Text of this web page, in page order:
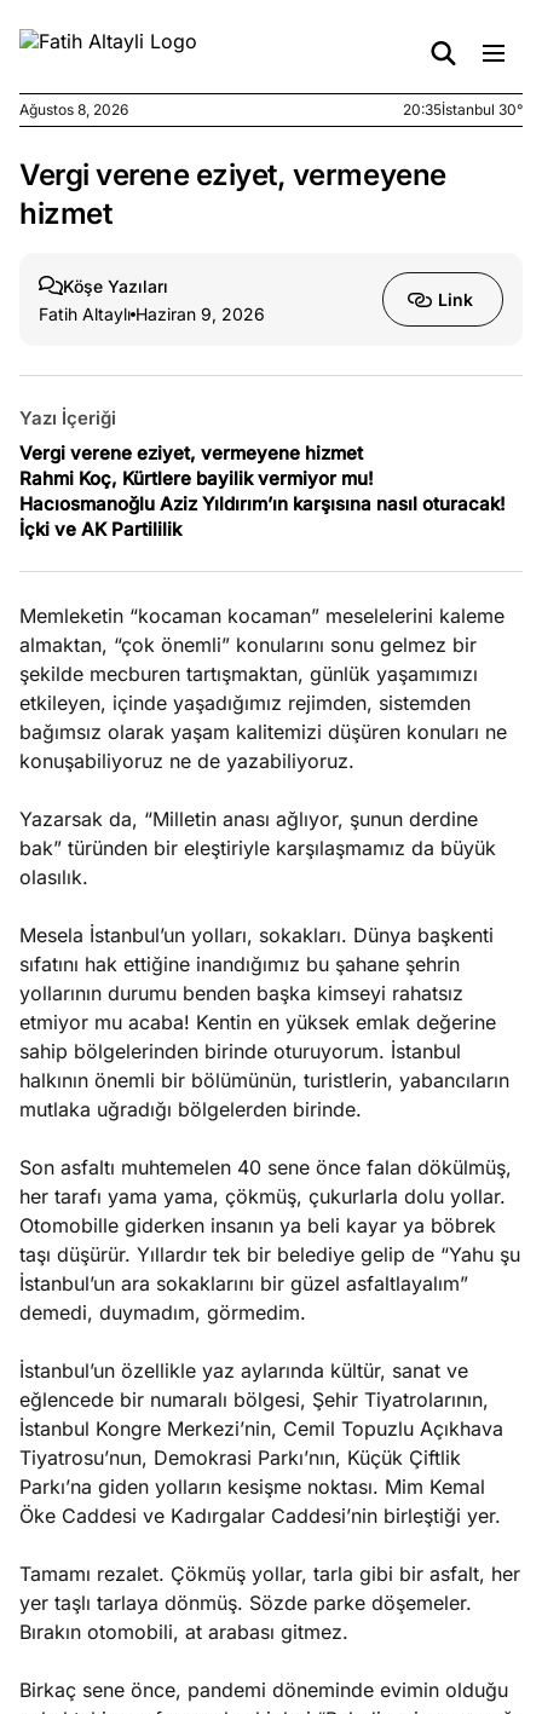
Ağustos
6, 2026
5, 2026
stok
caiz
Ağustos
umutlu
ister
Köşe
Yazıları
Spor
Yazıları
Yazıları
Ağustos 8, 2026 20:35İstanbul 30°
Vergi verene eziyet, vermeyene
hizmet
Köşe Yazıları
Fatih Altaylı Haziran 9, 2026
Link
Yazı İçeriği
Vergi verene eziyet, vermeyene hizmet
Rahmi Koç, Kürtlere bayilik vermiyor mu!
Hacıosmanoğlu Aziz Yıldırım’ın karşısına nasıl oturacak!
İçki ve AK Partililik
Memleketin “kocaman kocaman” meselelerini kaleme
almaktan, “çok önemli” konularını sonu gelmez bir
şekilde mecburen tartışmaktan, günlük yaşamımızı
etkileyen, içinde yaşadığımız rejimden, sistemden
bağımsız olarak yaşam kalitemizi düşüren konuları ne
konuşabiliyoruz ne de yazabiliyoruz.
Yazarsak da, “Milletin anası ağlıyor, şunun derdine
bak” türünden bir eleştiriyle karşılaşmamız da büyük
olasılık.
Mesela İstanbul’un yolları, sokakları. Dünya başkenti
sıfatını hak ettiğine inandığımız bu şahane şehrin
yollarının durumu benden başka kimseyi rahatsız
etmiyor mu acaba! Kentin en yüksek emlak değerine
sahip bölgelerinden birinde oturuyorum. İstanbul
halkının önemli bir bölümünün, turistlerin, yabancıların
mutlaka uğradığı bölgelerden birinde.
Son asfaltı muhtemelen 40 sene önce falan dökülmüş,
her tarafı yama yama, çökmüş, çukurlarla dolu yollar.
Otomobille giderken insanın ya beli kayar ya böbrek
taşı düşürür. Yıllardır tek bir belediye gelip de “Yahu şu
İstanbul’un ara sokaklarını bir güzel asfaltlayalım”
demedi, duymadım, görmedim.
İstanbul’un özellikle yaz aylarında kültür, sanat ve
eğlencede bir numaralı bölgesi, Şehir Tiyatrolarının,
İstanbul Kongre Merkezi’nin, Cemil Topuzlu Açıkhava
Tiyatrosu’nun, Demokrasi Parkı’nın, Küçük Çiftlik
Parkı’na giden yolların kesişme noktası. Mim Kemal
Öke Caddesi ve Kadırgalar Caddesi’nin birleştiği yer.
Tamamı rezalet. Çökmüş yollar, tarla gibi bir asfalt, her
yer taşlı tarlaya dönmüş. Sözde parke döşemeler.
Bırakın otomobili, at arabası gitmez.
Birkaç sene önce, pandemi döneminde evimin olduğu